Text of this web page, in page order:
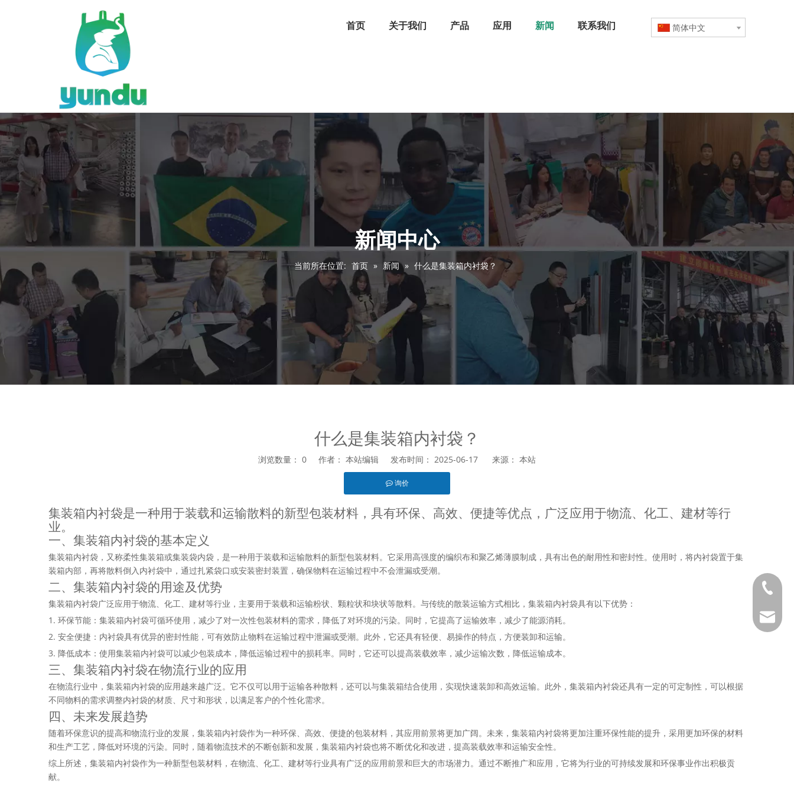
首页 关于我们 产品 应用 新闻 联系我们 简体中文
新闻中心
当前所在位置: 首页 » 新闻 » 什么是集装箱内衬袋？
什么是集装箱内衬袋？
浏览数量： 0 作者： 本站编辑 发布时间： 2025-06-17 来源： 本站
询价
["facebook","twitter","line","wechat","linkedin","pinterest","whatsapp"]
集装箱内衬袋是一种用于装载和运输散料的新型包装材料，具有环保、高效、便捷等优点，广泛应用于物流、化工、建材等行
业。
一、集装箱内衬袋的基本定义
集装箱内衬袋，又称柔性集装箱或集装袋内袋，是一种用于装载和运输散料的新型包装材料。它采用高强度的编织布和聚乙烯薄膜制成，具有出色的耐用性和密封性。使用时，将内衬袋置于集
装箱内部，再将散料倒入内衬袋中，通过扎紧袋口或安装密封装置，确保物料在运输过程中不会泄漏或受潮。
二、集装箱内衬袋的用途及优势
集装箱内衬袋广泛应用于物流、化工、建材等行业，主要用于装载和运输粉状、颗粒状和块状等散料。与传统的散装运输方式相比，集装箱内衬袋具有以下优势：
1. 环保节能：集装箱内衬袋可循环使用，减少了对一次性包装材料的需求，降低了对环境的污染。同时，它提高了运输效率，减少了能源消耗。
2. 安全便捷：内衬袋具有优异的密封性能，可有效防止物料在运输过程中泄漏或受潮。此外，它还具有轻便、易操作的特点，方便装卸和运输。
3. 降低成本：使用集装箱内衬袋可以减少包装成本，降低运输过程中的损耗率。同时，它还可以提高装载效率，减少运输次数，降低运输成本。
三、集装箱内衬袋在物流行业的应用
在物流行业中，集装箱内衬袋的应用越来越广泛。它不仅可以用于运输各种散料，还可以与集装箱结合使用，实现快速装卸和高效运输。此外，集装箱内衬袋还具有一定的可定制性，可以根据
不同物料的需求调整内衬袋的材质、尺寸和形状，以满足客户的个性化需求。
四、未来发展趋势
随着环保意识的提高和物流行业的发展，集装箱内衬袋作为一种环保、高效、便捷的包装材料，其应用前景将更加广阔。未来，集装箱内衬袋将更加注重环保性能的提升，采用更加环保的材料
和生产工艺，降低对环境的污染。同时，随着物流技术的不断创新和发展，集装箱内衬袋也将不断优化和改进，提高装载效率和运输安全性。
综上所述，集装箱内衬袋作为一种新型包装材料，在物流、化工、建材等行业具有广泛的应用前景和巨大的市场潜力。通过不断推广和应用，它将为行业的可持续发展和环保事业作出积极贡
献。
0086